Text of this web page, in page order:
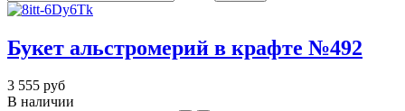
Букет альстромерий в крафте №492
3 555 руб
В наличии